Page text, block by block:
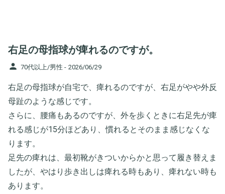
右足の母指球が痺れるのですが。
person 70代以上/男性 - 2026/06/29
右足の母指球が自宅で、痺れるのですが、右足がやや外反
母趾のような感じです。
さらに、腰痛もあるのですが、外を歩くときに右足先が痺
れる感じが15分ほどあり、慣れるとそのまま感じなくな
ります。
足先の痺れは、最初靴がきついからかと思って履き替えま
したが、やはり歩き出しは痺れる時もあり、痺れない時も
あります。